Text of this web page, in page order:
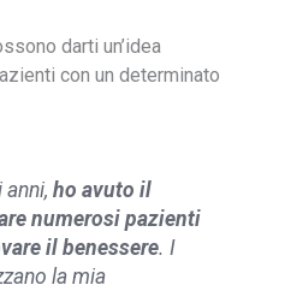
darti un’idea
con un determinato
ho avuto il
numerosi pazienti
il benessere. I
la mia